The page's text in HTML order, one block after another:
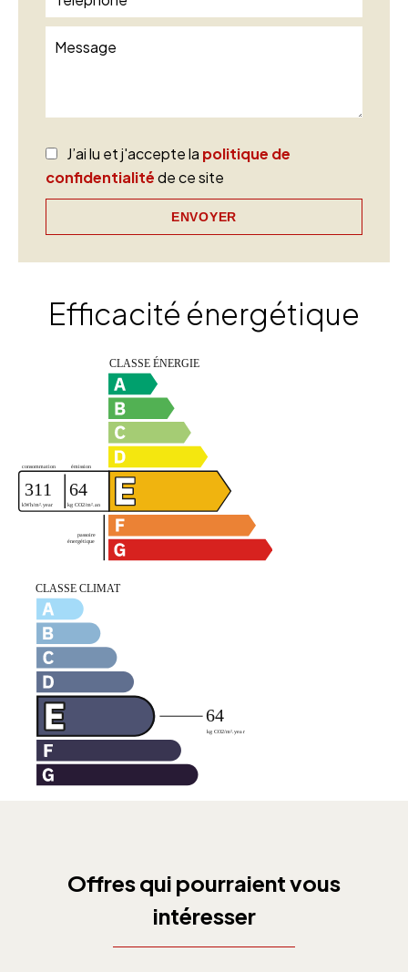
J’ai lu et j'accepte la politique de
confidentialitéde ce site
ENVOYER
Efficacité énergétique
Offres qui pourraient vous
intéresser